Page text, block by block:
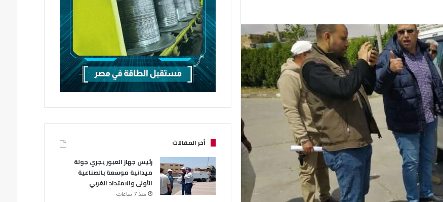
أخر المقالات
رئيس جهاز العبور يجري جولة
ميدانية موسعة بالصناعية
الأولى والامتداد الغربي
منذ 7 ساعات